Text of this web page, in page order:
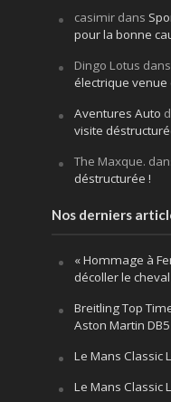
casimirdans
pour la bonne
Dingo Lotus dans
électrique venue
Aventures Auto
visite
The Maxque.
déstructurée !
Nos derniers
« Hommage à
décoller le
Breitling Top
Aston Martin DB5
Le Mans Classic
Le Mans Classic